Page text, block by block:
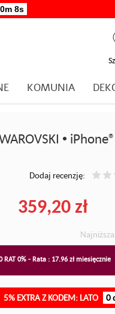
7s
KOMUNIA
•
Dodaj recenzję:
359,20 zł
RAT 0% - Rata : 17.96 zł miesięcznie
5% EXTRA Z KODEM: LATO 0